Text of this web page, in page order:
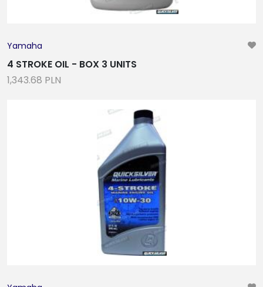
Yamaha
4 STROKE OIL - BOX 3 UNITS
1,343.68 PLN